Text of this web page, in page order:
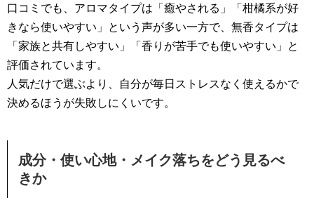
口コミでも、アロマタイプは「癒やされる」「柑橘系が好
きなら使いやすい」という声が多い一方で、無香タイプは
「家族と共有しやすい」「香りが苦手でも使いやすい」と
評価されています。
人気だけで選ぶより、自分が毎日ストレスなく使えるかで
決めるほうが失敗しにくいです。
成分・使い心地・メイク落ちをどう見るべ
きか